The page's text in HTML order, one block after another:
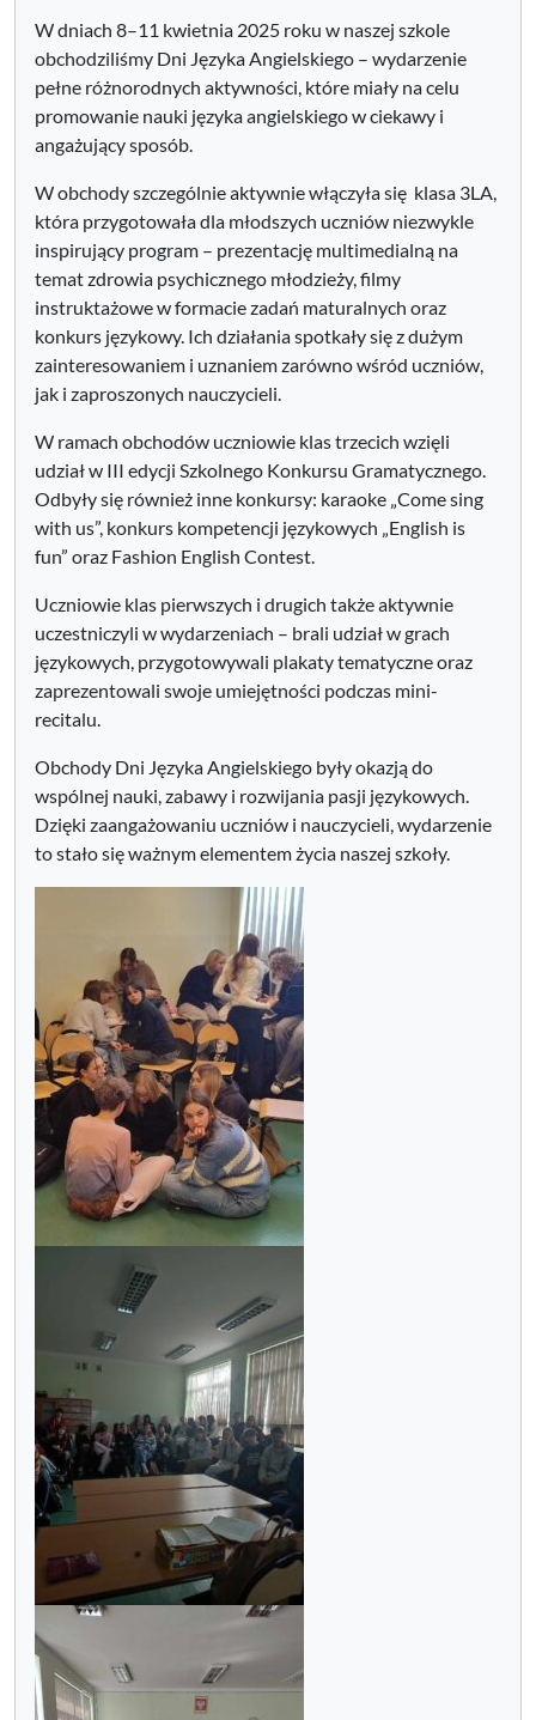
W dniach 8–11 kwietnia 2025 roku w naszej szkole
obchodziliśmy Dni Języka Angielskiego – wydarzenie
pełne różnorodnych aktywności, które miały na celu
promowanie nauki języka angielskiego w ciekawy i
angażujący sposób.
W obchody szczególnie aktywnie włączyła się klasa 3LA,
która przygotowała dla młodszych uczniów niezwykle
inspirujący program – prezentację multimedialną na
temat zdrowia psychicznego młodzieży, filmy
instruktażowe w formacie zadań maturalnych oraz
konkurs językowy. Ich działania spotkały się z dużym
zainteresowaniem i uznaniem zarówno wśród uczniów,
jak i zaproszonych nauczycieli.
W ramach obchodów uczniowie klas trzecich wzięli
udział w III edycji Szkolnego Konkursu Gramatycznego.
Odbyły się również inne konkursy: karaoke „Come sing
with us”, konkurs kompetencji językowych „English is
fun” oraz Fashion English Contest.
Uczniowie klas pierwszych i drugich także aktywnie
uczestniczyli w wydarzeniach – brali udział w grach
językowych, przygotowywali plakaty tematyczne oraz
zaprezentowali swoje umiejętności podczas mini-
recitalu.
Obchody Dni Języka Angielskiego były okazją do
wspólnej nauki, zabawy i rozwijania pasji językowych.
Dzięki zaangażowaniu uczniów i nauczycieli, wydarzenie
to stało się ważnym elementem życia naszej szkoły.